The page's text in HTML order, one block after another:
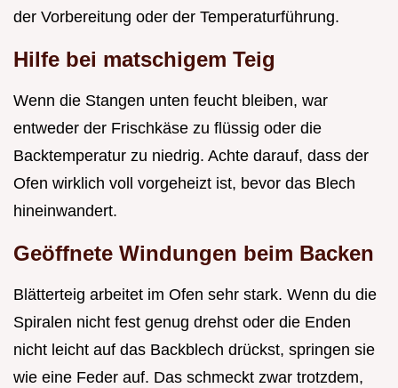
der Vorbereitung oder der Temperaturführung.
Hilfe bei matschigem Teig
Wenn die Stangen unten feucht bleiben, war
entweder der Frischkäse zu flüssig oder die
Backtemperatur zu niedrig. Achte darauf, dass der
Ofen wirklich voll vorgeheizt ist, bevor das Blech
hineinwandert.
Geöffnete Windungen beim Backen
Blätterteig arbeitet im Ofen sehr stark. Wenn du die
Spiralen nicht fest genug drehst oder die Enden
nicht leicht auf das Backblech drückst, springen sie
wie eine Feder auf. Das schmeckt zwar trotzdem,